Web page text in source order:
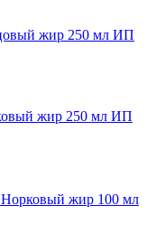
жир 250 мл ИП
жир 250 мл ИП
Норковый жир 100 мл